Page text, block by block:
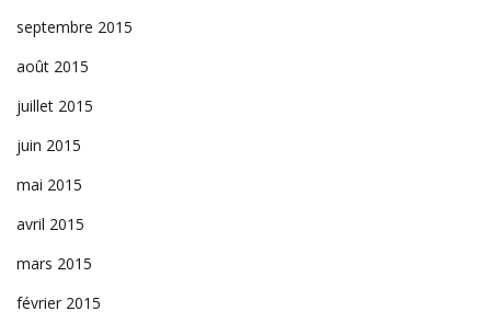
septembre 2015
août 2015
juillet 2015
juin 2015
mai 2015
avril 2015
mars 2015
février 2015